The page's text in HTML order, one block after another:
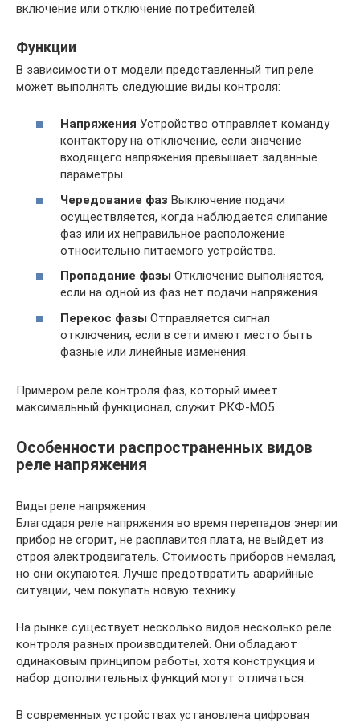
включение или отключение потребителей.
Функции
В зависимости от модели представленный тип реле
может выполнять следующие виды контроля:
Напряжения Устройство отправляет команду
контактору на отключение, если значение
входящего напряжения превышает заданные
параметры
Чередование фаз Выключение подачи
осуществляется, когда наблюдается слипание
фаз или их неправильное расположение
относительно питаемого устройства.
Пропадание фазы Отключение выполняется,
если на одной из фаз нет подачи напряжения.
Перекос фазы Отправляется сигнал
отключения, если в сети имеют место быть
фазные или линейные изменения.
Примером реле контроля фаз, который имеет
максимальный функционал, служит РКФ-МО5.
Особенности распространенных видов
реле напряжения
Виды реле напряжения
Благодаря реле напряжения во время перепадов энергии
прибор не сгорит, не расплавится плата, не выйдет из
строя электродвигатель. Стоимость приборов немалая,
но они окупаются. Лучше предотвратить аварийные
ситуации, чем покупать новую технику.
На рынке существует несколько видов несколько реле
контроля разных производителей. Они обладают
одинаковым принципом работы, хотя конструкция и
набор дополнительных функций могут отличаться.
В современных устройствах установлена цифровая